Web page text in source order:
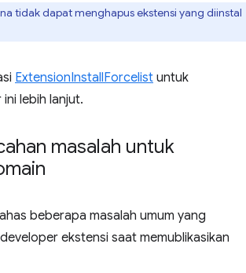
tidak dapat menghapus ekstensi yang diinstal
ExtensionInstallForcelist untuk
lebih lanjut.
masalah untuk
beberapa masalah umum yang
ekstensi saat memublikasikan